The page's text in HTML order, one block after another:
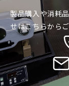
製品購入や消耗
せはこちらから